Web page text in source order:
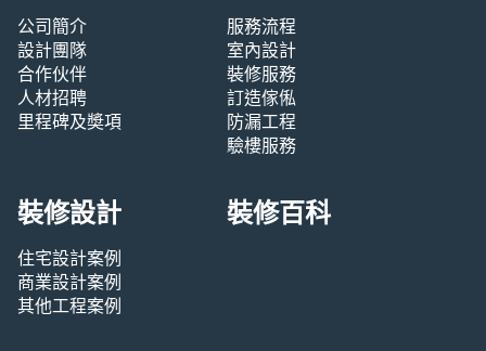
公司簡介
設計團隊
合作伙伴
人材招聘
里程碑及奬項
服務流程
室內設計
裝修服務
訂造傢俬
防漏工程
驗樓服務
裝修設計
住宅設計案例
商業設計案例
其他工程案例
裝修百科